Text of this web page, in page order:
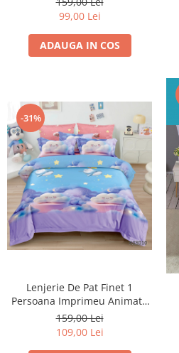
99,00 Lei
ADAUGA IN COS
-31%
Lenjerie De Pat Finet 1
Persoana Imprimeu Animat -
Norisori Si Stelute
159,00 Lei
109,00 Lei